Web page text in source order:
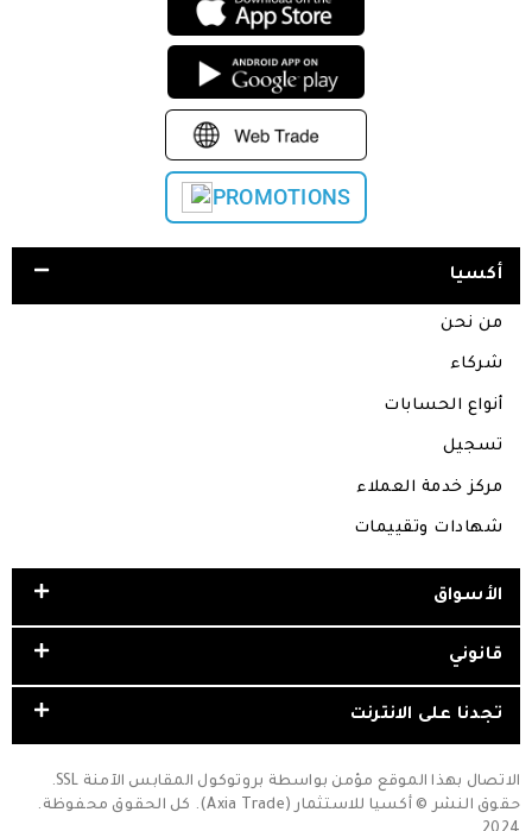
PROMOTIONS
أكسيا
من نحن
شركاء
أنواع الحسابات
تسجيل
مركز خدمة العملاء
شهادات وتقييمات
الأسواق
قانوني
تجدنا على الانترنت
الاتصال بهذا الموقع مؤمن بواسطة بروتوكول المقابس الآمنة SSL.
حقوق النشر © أكسيا للاستثمار (Axia Trade). كل الحقوق محفوظة.